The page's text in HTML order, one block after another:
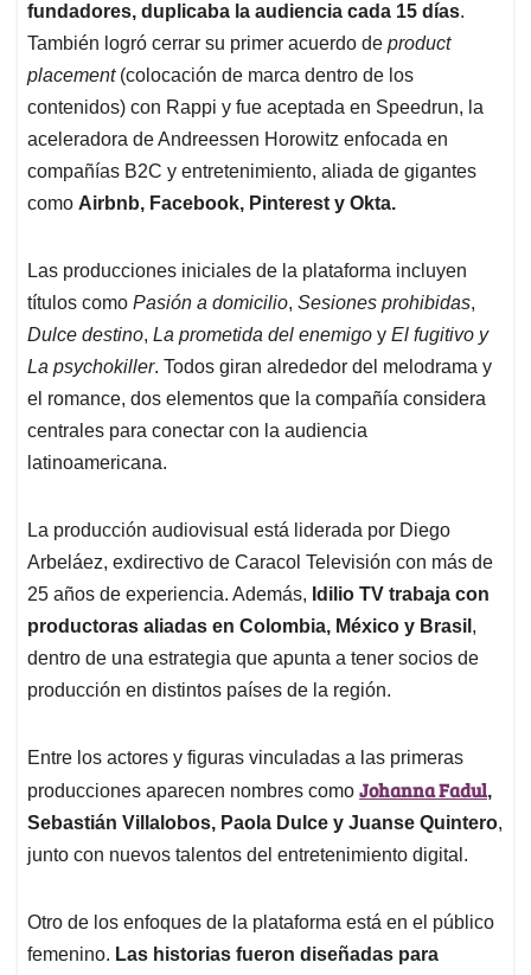
fundadores, duplicaba la audiencia cada 15 días.
También logró cerrar su primer acuerdo de product
placement (colocación de marca dentro de los
contenidos) con Rappi y fue aceptada en Speedrun, la
aceleradora de Andreessen Horowitz enfocada en
compañías B2C y entretenimiento, aliada de gigantes
como Airbnb, Facebook, Pinterest y Okta.
Las producciones iniciales de la plataforma incluyen
títulos como Pasión a domicilio, Sesiones prohibidas,
Dulce destino, La prometida del enemigo y El fugitivo y
La psychokiller. Todos giran alrededor del melodrama y
el romance, dos elementos que la compañía considera
centrales para conectar con la audiencia
latinoamericana.
La producción audiovisual está liderada por Diego
Arbeláez, exdirectivo de Caracol Televisión con más de
25 años de experiencia. Además, Idilio TV trabaja con
productoras aliadas en Colombia, México y Brasil ,
dentro de una estrategia que apunta a tener socios de
producción en distintos países de la región.
Entre los actores y figuras vinculadas a las primeras
producciones aparecen nombres como Johanna Fadul,
Sebastián Villalobos, Paola Dulce y Juanse Quintero,
junto con nuevos talentos del entretenimiento digital.
Otro de los enfoques de la plataforma está en el público
femenino. Las historias fueron diseñadas para